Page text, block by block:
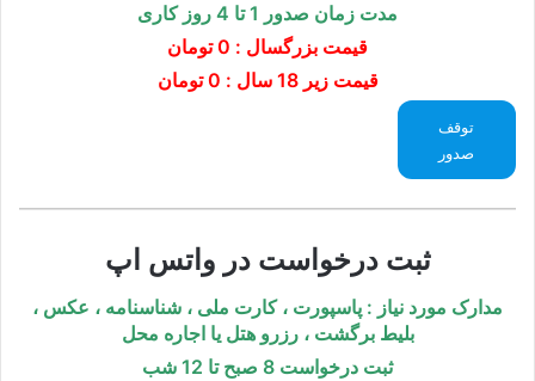
مدت زمان صدور 1 تا 4 روز کاری
قیمت بزرگسال :
قیمت زیر 18 سال : 0 تومان
توقف
صدور
ثبت درخواست در واتس اپ
مدارک مورد نیاز : پاسپورت ، کارت ملی ، شناسنامه ، عکس ،
بلیط برگشت ، رزرو هتل یا اجاره محل
ثبت درخواست 8 صبح تا 12 شب